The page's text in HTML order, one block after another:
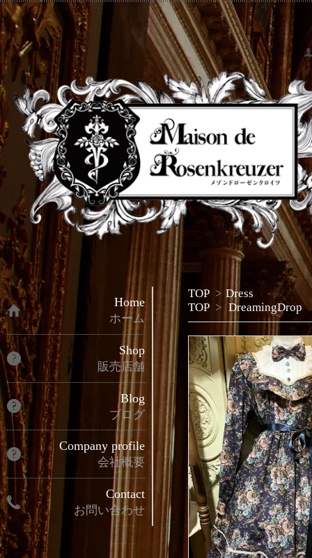
TOP > Dress
TOP > DreamingDrop
Home
ホーム
Shop
販売店舗
Blog
ブログ
Company profile
会社概要
Contact
お問い合わせ